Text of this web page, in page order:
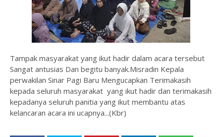
Tampak masyarakat yang ikut hadir dalam acara tersebut
Sangat antusias Dan begitu banyak.Misradin Kepala
perwakilan Sinar Pagi Baru Mengucapkan Terimakasih
kepada seluruh masyarakat yang ikut hadir dan terimakasih
kepadanya seluruh panitia yang ikut membantu atas
kelancaran acara ini ucapnya...(Kbr)